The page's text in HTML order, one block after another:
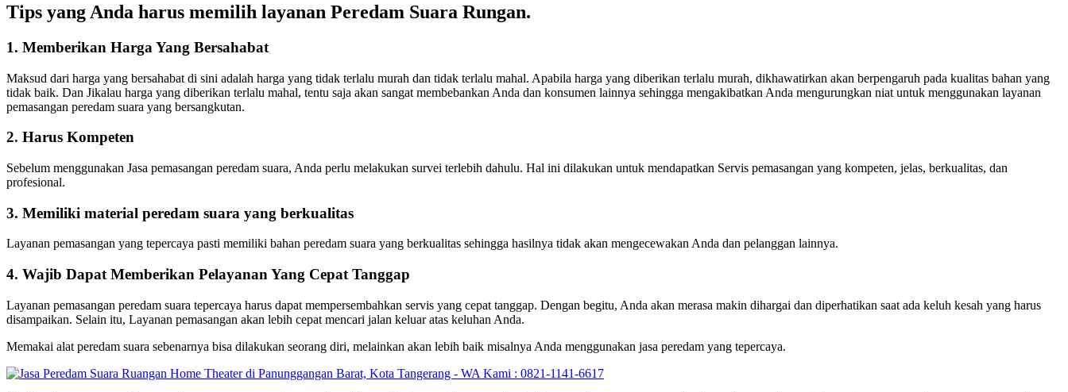
Tips yang Anda harus memilih layanan Peredam Suara Rungan.
1. Memberikan Harga Yang Bersahabat
Maksud dari harga yang bersahabat di sini adalah harga yang tidak terlalu murah dan tidak terlalu mahal. Apabila harga yang diberikan terlalu murah, dikhawatirkan akan berpengaruh pada kualitas bahan yang
tidak baik. Dan Jikalau harga yang diberikan terlalu mahal, tentu saja akan sangat membebankan Anda dan konsumen lainnya sehingga mengakibatkan Anda mengurungkan niat untuk menggunakan layanan
pemasangan peredam suara yang bersangkutan.
2. Harus Kompeten
Sebelum menggunakan Jasa pemasangan peredam suara, Anda perlu melakukan survei terlebih dahulu. Hal ini dilakukan untuk mendapatkan Servis pemasangan yang kompeten, jelas, berkualitas, dan
profesional.
3. Memiliki material peredam suara yang berkualitas
Layanan pemasangan yang tepercaya pasti memiliki bahan peredam suara yang berkualitas sehingga hasilnya tidak akan mengecewakan Anda dan pelanggan lainnya.
4. Wajib Dapat Memberikan Pelayanan Yang Cepat Tanggap
Layanan pemasangan peredam suara tepercaya harus dapat mempersembahkan servis yang cepat tanggap. Dengan begitu, Anda akan merasa makin dihargai dan diperhatikan saat ada keluh kesah yang harus
disampaikan. Selain itu, Layanan pemasangan akan lebih cepat mencari jalan keluar atas keluhan Anda.
Memakai alat peredam suara sebenarnya bisa dilakukan seorang diri, melainkan akan lebih baik misalnya Anda menggunakan jasa peredam yang tepercaya.